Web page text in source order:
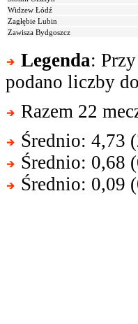
Widzew Łódź
Zagłębie Lubin
Zawisza Bydgoszcz
Legenda:
podano liczby
Razem 22
Średnio: 4,73
Średnio: 0,68
Średnio: 0,09